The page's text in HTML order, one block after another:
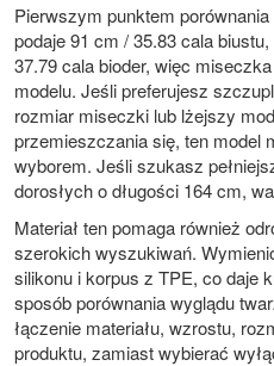
Pierwszym punktem
podaje 91 cm / 35.83 cala
37.79 cala bioder, więc
modelu. Jeśli preferujesz
rozmiar miseczki lub lżejszy
przemieszczania się, ten model
wyborem. Jeśli szukasz
dorosłych o długości 164 cm,
Materiał ten pomaga również
szerokich wyszukiwań.
silikonu i korpus z TPE, co daje
sposób porównania wyglądu
łączenie materiału, wzrostu,
produktu, zamiast wybierać